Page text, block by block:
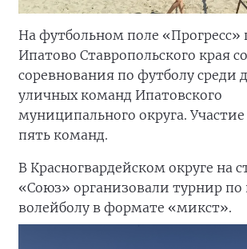
На футбольном поле «Прогресс»
Ипатово Ставропольского края
соревнования по футболу среди
уличных команд Ипатовского
муниципального округа.
пять команд.
В Красногвардейском округе на
«Союз» организовали турнир
волейболу в формате «микст».